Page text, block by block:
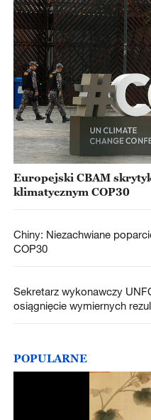
Europejski CBAM
klimatycznym COP30
Chiny: Niezachwiane
COP30
Sekretarz wykonawczy
osiągnięcie wymiernych
POPULARNE